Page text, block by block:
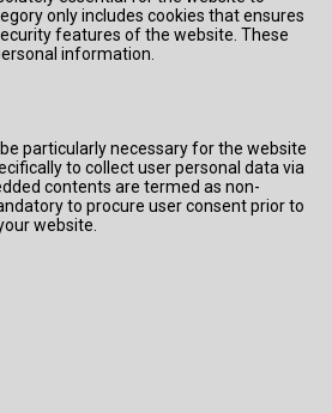
only includes cookies that ensures
features of the website. These
information.
particularly necessary for the website
to collect user personal data via
contents are termed as non-
to procure user consent prior to
website.